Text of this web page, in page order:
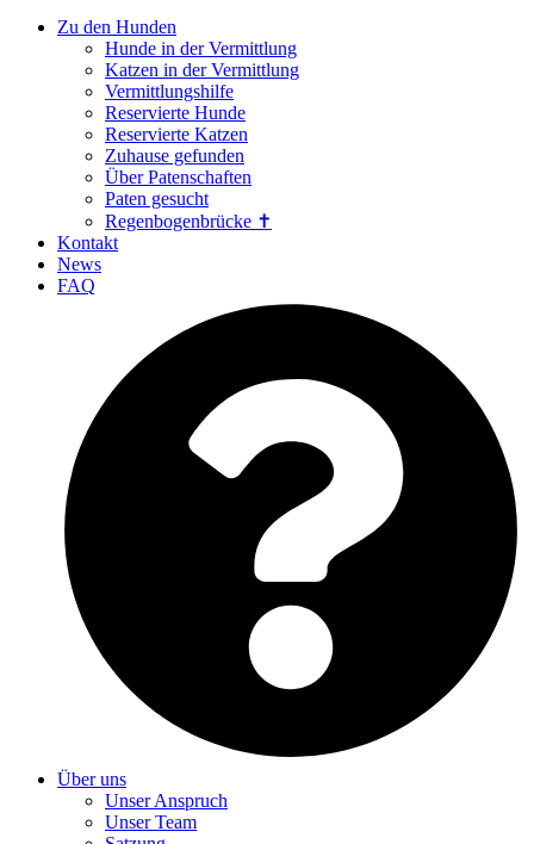
Zu den Hunden
Hunde in der Vermittlung
Katzen in der Vermittlung
Vermittlungshilfe
Reservierte Hunde
Reservierte Katzen
Zuhause gefunden
Über Patenschaften
Paten gesucht
Regenbogenbrücke ✝
Kontakt
News
FAQ
Über uns
Unser Anspruch
Unser Team